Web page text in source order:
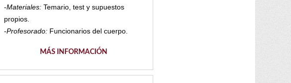
-Materiales:Temario, test y supuestos
propios.
-Profesorado:Funcionarios del cuerpo.
MÁS INFORMACIÓN